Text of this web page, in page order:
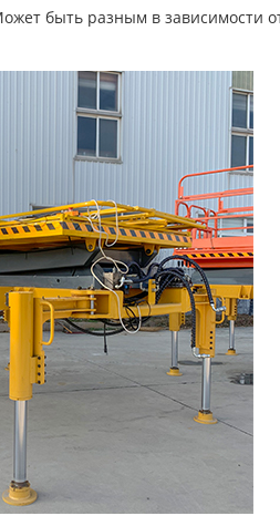
быть разным в зависимости